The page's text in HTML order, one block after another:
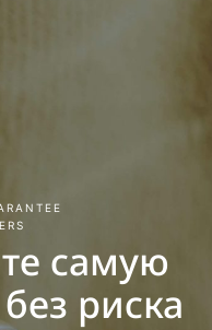
самую
риска